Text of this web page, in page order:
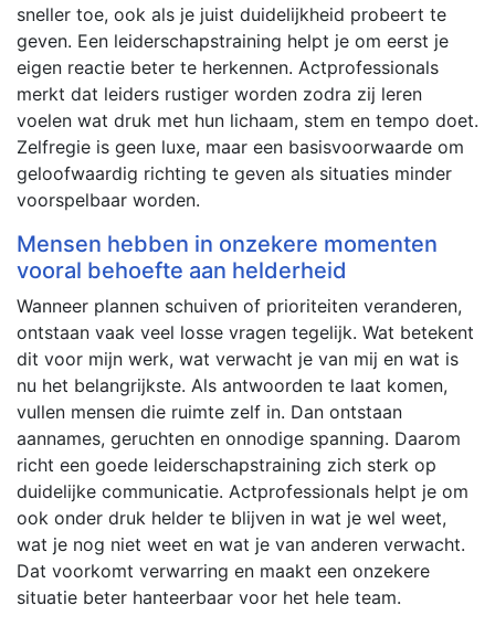
sneller toe, ook als je juist duidelijkheid probeert te
geven. Een leiderschapstraining helpt je om eerst je
eigen reactie beter te herkennen. Actprofessionals
merkt dat leiders rustiger worden zodra zij leren
voelen wat druk met hun lichaam, stem en tempo doet.
Zelfregie is geen luxe, maar een basisvoorwaarde om
geloofwaardig richting te geven als situaties minder
voorspelbaar worden.
Mensen hebben in onzekere momenten
vooral behoefte aan helderheid
Wanneer plannen schuiven of prioriteiten veranderen,
ontstaan vaak veel losse vragen tegelijk. Wat betekent
dit voor mijn werk, wat verwacht je van mij en wat is
nu het belangrijkste. Als antwoorden te laat komen,
vullen mensen die ruimte zelf in. Dan ontstaan
aannames, geruchten en onnodige spanning. Daarom
richt een goede leiderschapstraining zich sterk op
duidelijke communicatie. Actprofessionals helpt je om
ook onder druk helder te blijven in wat je wel weet,
wat je nog niet weet en wat je van anderen verwacht.
Dat voorkomt verwarring en maakt een onzekere
situatie beter hanteerbaar voor het hele team.